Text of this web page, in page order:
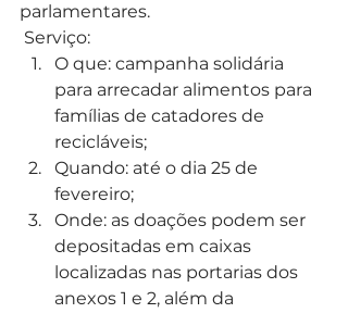
parlamentares.
Serviço:
O que: campanha solidária
para arrecadar alimentos para
famílias de catadores de
recicláveis;
Quando: até o dia 25 de
fevereiro;
Onde: as doações podem ser
depositadas em caixas
localizadas nas portarias dos
anexos 1 e 2, além da